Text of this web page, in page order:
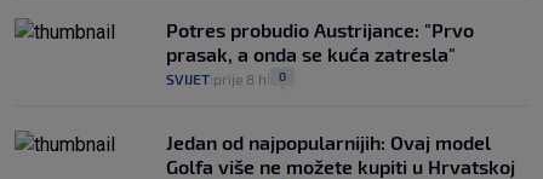
Potres probudio Austrijance: "Prvo
prasak, a onda se kuća zatresla"
SVIJET prije 8 h 0
Jedan od najpopularnijih: Ovaj model
Golfa više ne možete kupiti u Hrvatskoj